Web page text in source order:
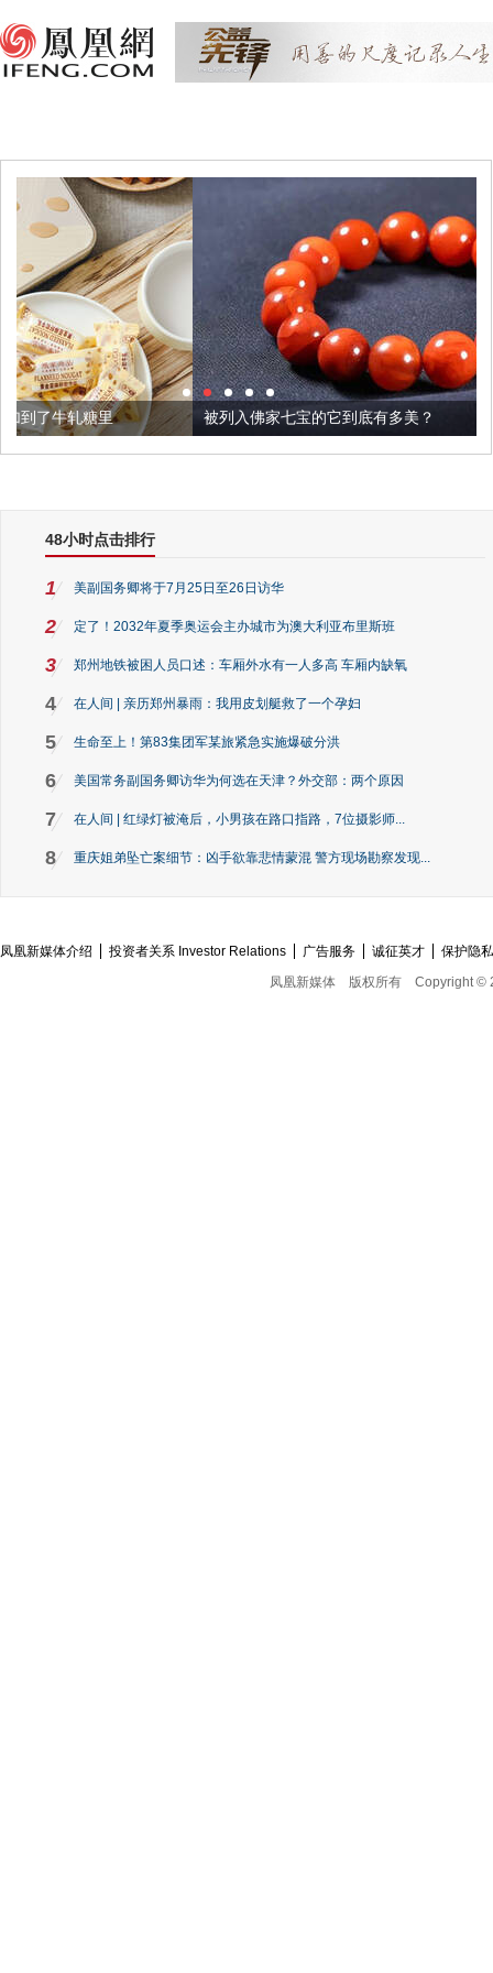
被列入佛家七宝的它到底有多美？
48小时点击排行
1 美副国务卿将于7月25日至26日访华
2 定了！2032年夏季奥运会主办城市为澳大利亚布里斯班
3 郑州地铁被困人员口述：车厢外水有一人多高 车厢内缺氧
4 在人间 | 亲历郑州暴雨：我用皮划艇救了一个孕妇
5 生命至上！第83集团军某旅紧急实施爆破分洪
6 美国常务副国务卿访华为何选在天津？外交部：两个原因
7 在人间 | 红绿灯被淹后，小男孩在路口指路，7位摄影师...
8 重庆姐弟坠亡案细节：凶手欲靠悲情蒙混 警方现场勘察发现...
凤凰新媒体介绍 投资者关系 Investor Relations 广告服务 诚征英才
保护隐
凤凰新媒体
版权所有 Copyright ©